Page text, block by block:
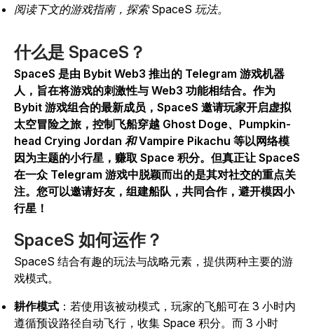
阅读下文的游戏指南，探索 SpaceS 玩法。
什么是 SpaceS？
SpaceS 是由 Bybit Web3 推出的 Telegram 游戏机器
人，旨在将游戏的刺激性与 Web3 功能相结合。作为
Bybit 游戏组合的最新成员， SpaceS 邀请玩家开启虚拟
太空冒险之旅，控制飞船穿越 Ghost Doge、Pumpkin-
head Crying Jordan 和 Vampire Pikachu 等以网络模
因为主题的小行星，赚取 Space 积分。但真正让 SpaceS
在一众 Telegram 游戏中脱颖而出的是其对社交的重点关
注。您可以邀请好友，组建船队，共同合作，避开模因小
行星！
SpaceS 如何运作？
SpaceS 结合有趣的玩法与战略元素，提供两种主要的游
戏模式。
耕作模式 ：若使用该被动模式，玩家的飞船可在 3 小时内
遵循预设路径自动飞行，收集 Space 积分。而 3 小时